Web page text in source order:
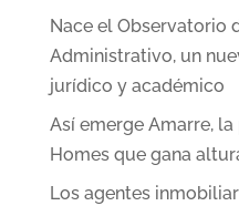
Nace el Observatorio
Administrativo, un
jurídico y académico
Así emerge Amarre,
Homes que gana
Los agentes